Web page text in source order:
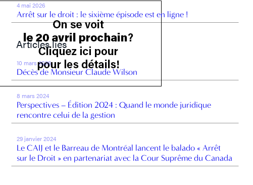
4 mai 2026
Arrêt sur le droit : le sixième épisode est en ligne !
Articles liés
10 mars 2026
Décès de Monsieur Claude Wilson
8 mars 2024
Perspectives – Édition 2024 : Quand le monde juridique
rencontre celui de la gestion
29 janvier 2024
Le CAIJ et le Barreau de Montréal lancent le balado « Arrêt
sur le Droit » en partenariat avec la Cour Suprême du Canada